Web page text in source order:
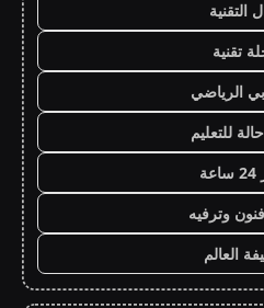
التقنية
تقنية
الرياضي
للتعليم
وترفيه
العالم